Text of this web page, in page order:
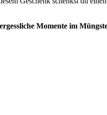
Momente im